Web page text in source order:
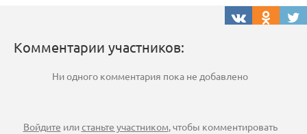
Комментарии участников:
Ни одного комментария пока не добавлено
Войдите илистаньте участником, чтобы комментировать